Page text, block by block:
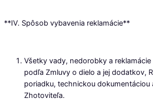
**IV. Spôsob vybavenia reklamácie**
Všetky vady, nedorobky a
podľa Zmluvy o dielo a jej dodatkov,
poriadku, technickou dokumentáciou
Zhotoviteľa.